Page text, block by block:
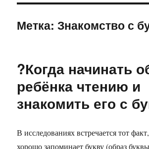
Метка:Знакомство с
?Когда начинать
ребёнка чтению и
знакомить его с
В исследованиях встречается тот
хорошо запоминает букву (образ